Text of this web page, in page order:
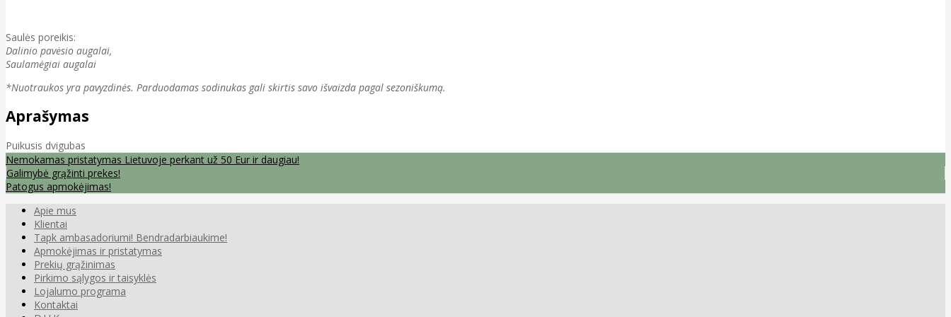
Saulės poreikis:
Dalinio pavėsio augalai,
Saulamėgiai augalai
*Nuotraukos yra pavyzdinės. Parduodamas sodinukas gali skirtis savo išvaizda pagal sezoniškumą.
Aprašymas
Puikusis dvigubas
Nemokamas pristatymas Lietuvoje perkant už 50 Eur ir daugiau!
Galimybė grąžinti prekes!
Patogus apmokėjimas!
Apie mus
Klientai
Tapk ambasadoriumi! Bendradarbiaukime!
Apmokėjimas ir pristatymas
Prekių grąžinimas
Pirkimo sąlygos ir taisyklės
Lojalumo programa
Kontaktai